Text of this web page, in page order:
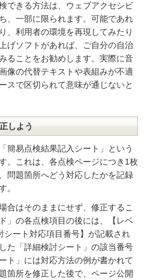
できる方法は、ウェブアクセシビ
、一部に限られます。可能であれ
、利用者の環境を再現してみたり
げソフトがあれば、ご自分の自治
ることをお勧めします。実際に音
像の代替テキストや表組みが不適
スで区切られて意味が通じないと
しよう
簡易点検結果記入シート」という
。これは、各点検ページにつき1枚
問題箇所へどう対応したかを記録
。
合はそのままにせず、修正するこ
」の各点検項目の後には、【レベ
ート対応項目番号】が記載され
た「詳細検討シート」の該当番号
ト」には対応方法の例が書かれて
箇所を修正した後で、ページ公開